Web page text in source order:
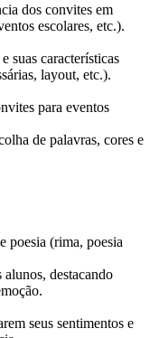
dos convites em
escolares, etc.).
suas características
layout, etc.).
para eventos
de palavras, cores e
poesia (rima, poesia
destacando
seus sentimentos e